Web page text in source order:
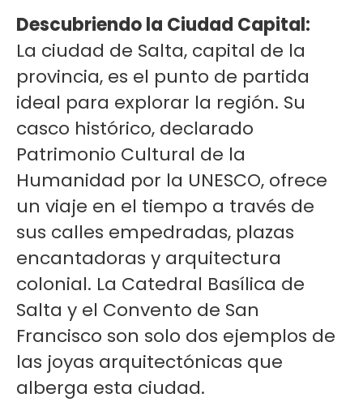
Descubriendo la Ciudad Capital:
La ciudad de Salta, capital de la
provincia, es el punto de partida
ideal para explorar la región. Su
casco histórico, declarado
Patrimonio Cultural de la
Humanidad por la UNESCO, ofrece
un viaje en el tiempo a través de
sus calles empedradas, plazas
encantadoras y arquitectura
colonial. La Catedral Basílica de
Salta y el Convento de San
Francisco son solo dos ejemplos de
las joyas arquitectónicas que
alberga esta ciudad.